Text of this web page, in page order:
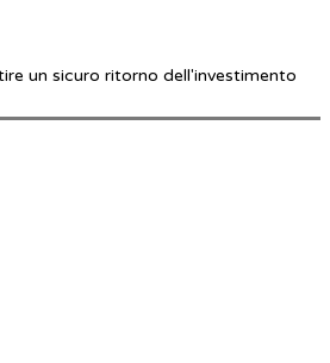
un sicuro ritorno dell'investimento